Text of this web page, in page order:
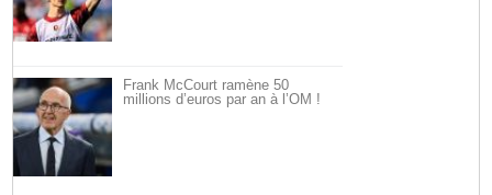
Frank McCourt ramène 50
millions d’euros par an à l’OM !